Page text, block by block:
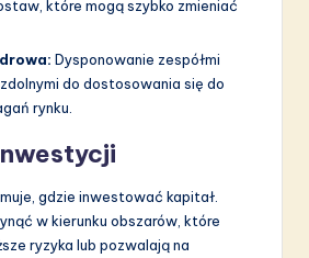
które mogą szybko zmieniać
Dysponowanie zespółmi
do dostosowania się do
rynku.
gdzie inwestować kapitał.
w kierunku obszarów, które
ryzyka lub pozwalają na